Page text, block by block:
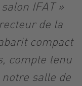
IFAT »
de la
compact
compte tenu
salle de